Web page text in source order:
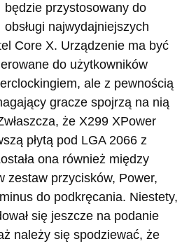
będzie przystosowany do
obsługi najwydajniejszych
Core X. Urządzenie ma być
do użytkowników
ale z pewnością
gracze spojrzą na nią
że X299 XPower
płytą pod LGA 2066 z
ona również między
zestaw przycisków, Power,
do podkręcania. Niestety,
się jeszcze na podanie
należy się spodziewać, że